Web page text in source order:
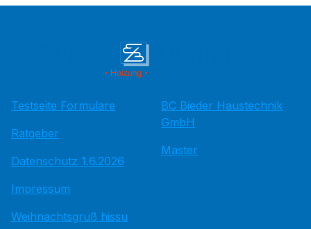
Testseite Formulare
Ratgeber
Datenschutz 1.6.2026
Impressum
Weihnachtsgruß hissu
BC Bieder Haustechnik
GmbH
Master